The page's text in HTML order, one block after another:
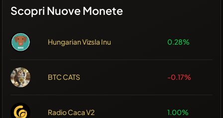
Scopri Nuove Monete
Hungarian Vizsla Inu 0.28%
BTC CATS -0.17%
Radio Caca V2 1.00%